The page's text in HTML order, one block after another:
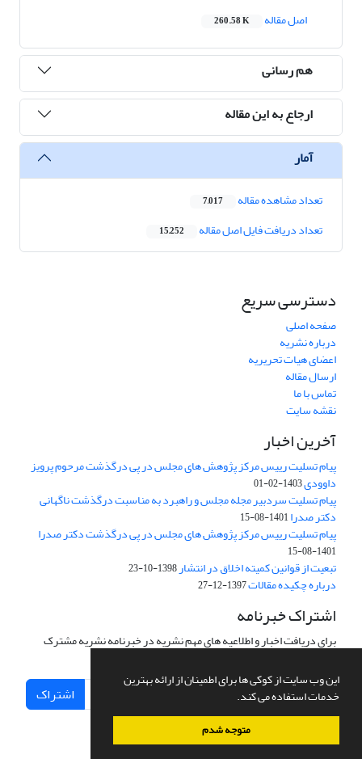
این وب سایت از کوکی ها برای اطمینان از ارائه بهترین
خدمات استفاده می کند.
متوجه شدم
اصل مقاله
260.58 K
هم رسانی
ارجاع به این مقاله
آمار
تعداد مشاهده مقاله 7,017
تعداد دریافت فایل اصل مقاله 15,252
دسترسی سریع
صفحه اصلی
درباره نشریه
اعضای هیات تحریریه
ارسال مقاله
تماس با ما
نقشه سایت
آخرین اخبار
پیام تسلیت رییس مرکز پژوهش های مجلس در پی درگذشت مرحوم پرویز
داوودی1403-02-01
پیام تسلیت سردبیر مجله مجلس و راهبرد به مناسبت درگذشت ناگهانی
دکتر صدرا1401-08-15
پیام تسلیت رییس مرکز پژوهش های مجلس در پی درگذشت دکتر صدرا
1401-08-15
تبعیت از قوانین کمیته اخلاق در انتشار1398-10-23
درباره چکیده مقالات1397-12-27
اشتراک خبرنامه
برای دریافت اخبار و اطلاعیه های مهم نشریه در خبرنامه نشریه مشترک
اشتراک